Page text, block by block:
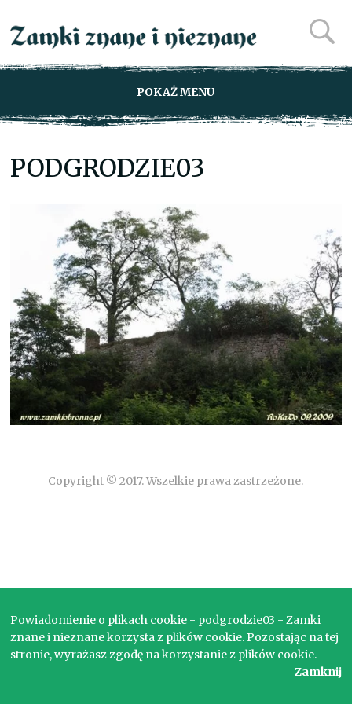
POKAŻ MENU
PODGRODZIE03
Copyright © 2017. Wszelkie prawa zastrzeżone.
Powiadomienie o plikach cookie - podgrodzie03 - Zamki
znane i nieznane korzysta z plików cookie. Pozostając na tej
stronie, wyrażasz zgodę na korzystanie z plików cookie.
Zamknij